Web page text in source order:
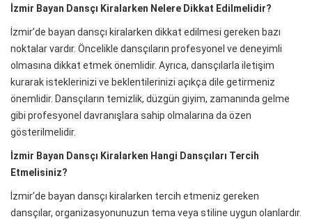
İzmir Bayan Dansçı Kiralarken Nelere Dikkat Edilmelidir?
İzmir’de bayan dansçı kiralarken dikkat edilmesi gereken bazı
noktalar vardır. Öncelikle dansçıların profesyonel ve deneyimli
olmasına dikkat etmek önemlidir. Ayrıca, dansçılarla iletişim
kurarak isteklerinizi ve beklentilerinizi açıkça dile getirmeniz
önemlidir. Dansçıların temizlik, düzgün giyim, zamanında gelme
gibi profesyonel davranışlara sahip olmalarına da özen
gösterilmelidir.
İzmir Bayan Dansçı Kiralarken Hangi Dansçıları Tercih
Etmelisiniz?
İzmir’de bayan dansçı kiralarken tercih etmeniz gereken
dansçılar, organizasyonunuzun tema veya stiline uygun olanlardır.